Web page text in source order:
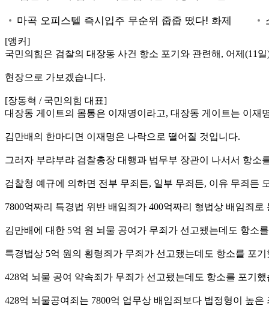
[앵커]
국민의힘은 검찰의 대장동 사건 항소 포기와 관련해, 어제(11
현장으로 가보겠습니다.
[장동혁 / 국민의힘 대표]
대장동 게이트의 몸통은 이재명이라고, 대장동 게이트는 이재
김만배의 한마디면 이재명은 나락으로 떨어질 것입니다.
그러자 부랴부랴 검찰총장 대행과 법무부 장관이 나서서 항소
검찰청 예규에 의하면 전부 무죄든, 일부 무죄든, 이유 무죄든
7800억짜리 특경법 위반 배임죄가 400억짜리 형법상 배임죄
김만배에 대한 5억 원 뇌물 공여가 무죄가 선고됐는데도 항소
특경법상 5억 원의 횡령죄가 무죄가 선고됐는데도 항소를 포
428억 뇌물 공여 약속죄가 무죄가 선고됐는데도 항소를 포기했
428억 뇌물공여죄는 7800억 업무상 배임죄보다 법정형이 높은